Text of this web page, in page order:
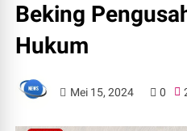
Beking
Hukum
Mei 15, 2024 0